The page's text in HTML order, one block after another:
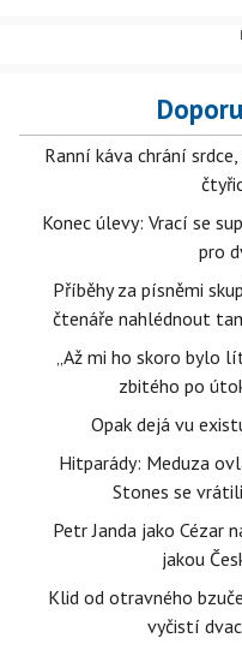
Ranní káva chrání
Konec úlevy: Vrací se
pro
Příběhy za písněmi
čtenáře nahlédnout
„Až mi ho skoro bylo
zbitého po
Opak dejá vu
Hitparády: Meduza
Stones se
Petr Janda jako Cézar
jakou
Klid od otravného
vyčistí